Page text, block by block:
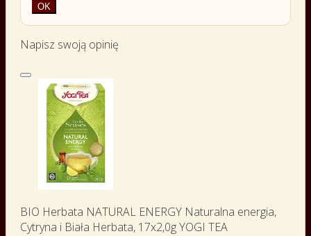
OK
Napisz swoją opinię
BIO Herbata NATURAL ENERGY Naturalna energia,
Cytryna i Biała Herbata, 17x2,0g YOGI TEA